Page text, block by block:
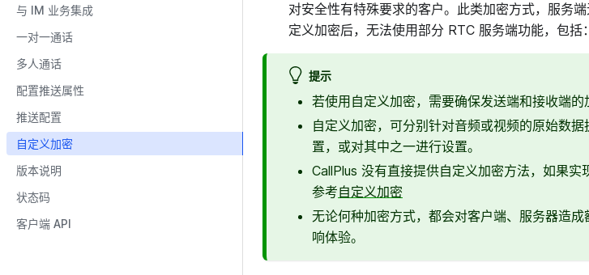
与 IM 业务集成
一对一通话
多人通话
配置推送属性
推送配置
自定义加密
版本说明
状态码
客户端 API
对安全性有特殊要求的客户。此类加密方式，服务
定义加密后，无法使用部分 RTC 服务端功能，包括：
提示
若使用自定义加密，需要确保发送端和接收端的
自定义加密，可分别针对音频或视频的原始数
置，或对其中之一进行设置。
CallPlus 没有直接提供自定义加密方法，如果
参考自定义加密
无论何种加密方式，都会对客户端、服务器造
响体验。